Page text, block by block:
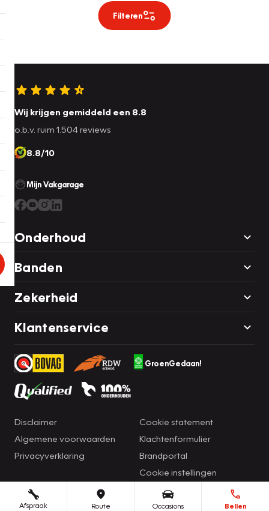
Filteren
Afspraak Route Occasions Bellen
Wij krijgen gemiddeld een 8.8
o.b.v. ruim 1.504 reviews
8.8/10
Mijn Vakgarage
Onderhoud
Banden
Zekerheid
Klantenservice
GroenGedaan!
Disclaimer
Algemene voorwaarden
Privacyverklaring
Cookie statement
Klachtenformulier
Brandportal
Cookie instellingen